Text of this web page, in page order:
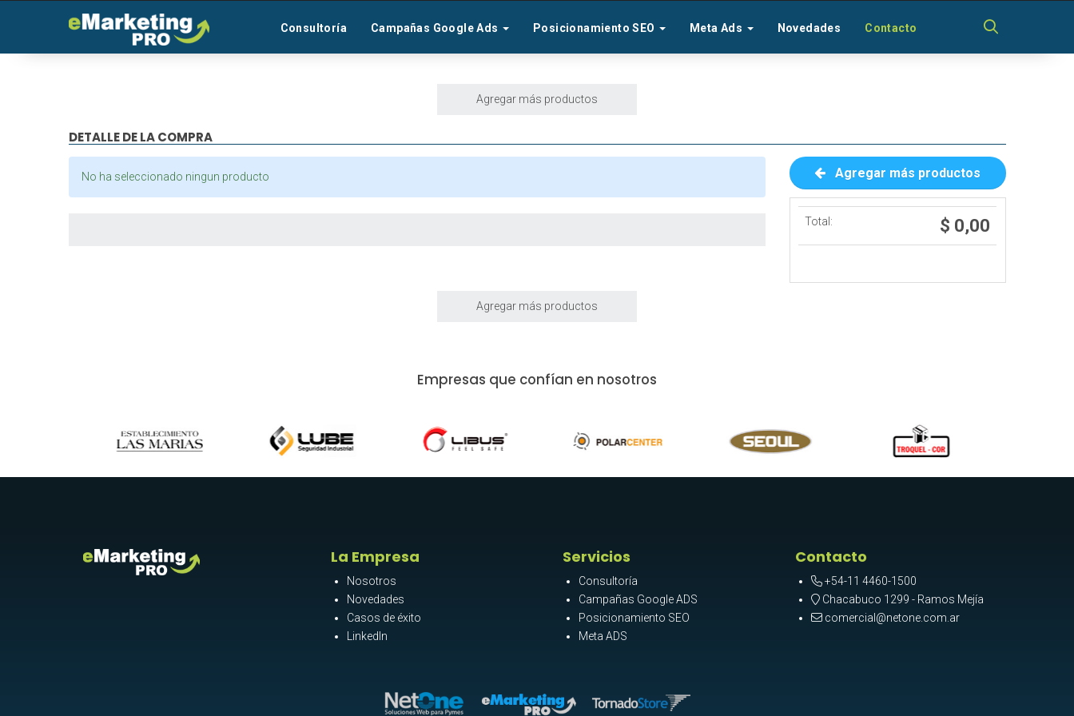
Consultoría Campañas Google Ads Posicionamiento SEO Meta Ads Novedades Contacto
Agregar más productos
DETALLE DE LA COMPRA
No ha seleccionado ningun producto Agregar más productos
Total: $ 0,00
Agregar más productos
Empresas que confían en nosotros
La Empresa
Nosotros
Novedades
Casos de éxito
LinkedIn
Servicios
Consultoría
Campañas Google ADS
Posicionamiento SEO
Meta ADS
Contacto
+54-11 4460-1500
Chacabuco 1299 - Ramos Mejía
comercial@netone.com.ar